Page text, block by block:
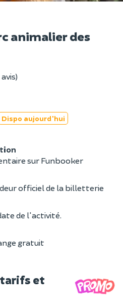
animalier des
Dispo aujourd'hui
sur Funbooker
officiel de la billetterie
de l'activité.
gratuit
tarifs et